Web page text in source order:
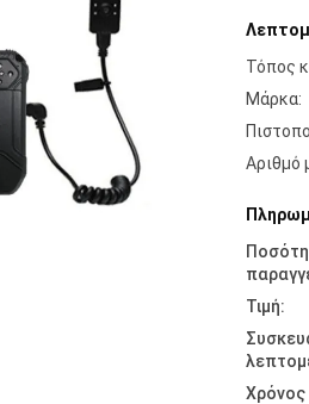
Τόπος
Μάρκα:
Αριθμό
Τιμή: